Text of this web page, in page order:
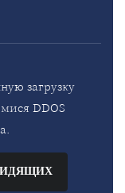
загрузку
DDOS